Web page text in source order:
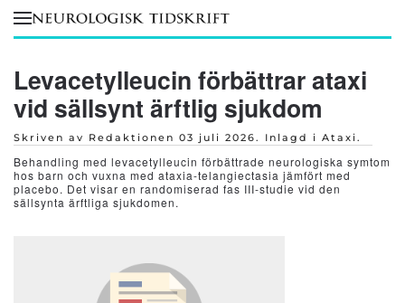
Skip to main content
Levacetylleucin förbättrar ataxi
vid sällsynt ärftlig sjukdom
Skriven av Redaktionen 03 juli 2026. Inlagd i Ataxi.
Behandling med levacetylleucin förbättrade neurologiska symtom
hos barn och vuxna med ataxia-telangiectasia jämfört med
placebo. Det visar en randomiserad fas III-studie vid den
sällsynta ärftliga sjukdomen.